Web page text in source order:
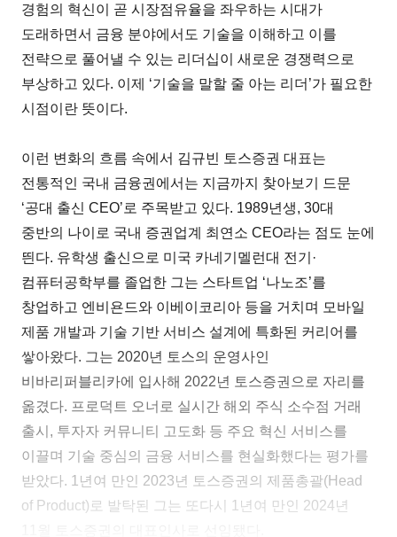
경험의 혁신이 곧 시장점유율을 좌우하는 시대가
도래하면서 금융 분야에서도 기술을 이해하고 이를
전략으로 풀어낼 수 있는 리더십이 새로운 경쟁력으로
부상하고 있다. 이제 ‘기술을 말할 줄 아는 리더’가 필요한
시점이란 뜻이다.
이런 변화의 흐름 속에서 김규빈 토스증권 대표는
전통적인 국내 금융권에서는 지금까지 찾아보기 드문
‘공대 출신 CEO’로 주목받고 있다. 1989년생, 30대
중반의 나이로 국내 증권업계 최연소 CEO라는 점도 눈에
띈다. 유학생 출신으로 미국 카네기멜런대 전기·
컴퓨터공학부를 졸업한 그는 스타트업 ‘나노조’를
창업하고 엔비욘드와 이베이코리아 등을 거치며 모바일
제품 개발과 기술 기반 서비스 설계에 특화된 커리어를
쌓아왔다. 그는 2020년 토스의 운영사인
비바리퍼블리카에 입사해 2022년 토스증권으로 자리를
옮겼다. 프로덕트 오너로 실시간 해외 주식 소수점 거래
출시, 투자자 커뮤니티 고도화 등 주요 혁신 서비스를
이끌며 기술 중심의 금융 서비스를 현실화했다는 평가를
받았다. 1년여 만인 2023년 토스증권의 제품총괄(Head
of Product)로 발탁된 그는 또다시 1년여 만인 2024년